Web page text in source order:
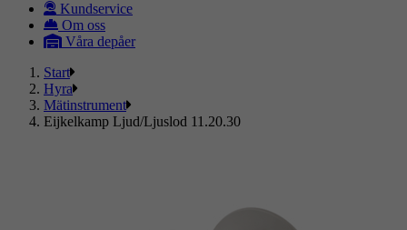
Kundservice
Om oss
Våra depåer
Start
Hyra
Mätinstrument
Eijkelkamp Ljud/Ljuslod 11.20.30